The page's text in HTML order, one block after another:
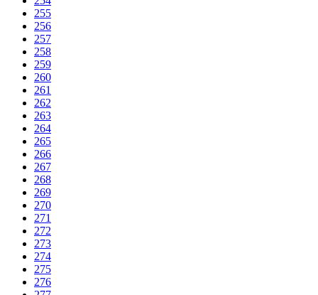
255
256
257
258
259
260
261
262
263
264
265
266
267
268
269
270
271
272
273
274
275
276